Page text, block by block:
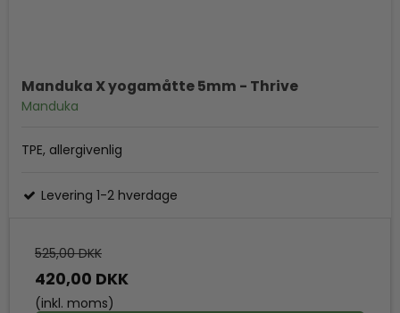
Manduka X yogamåtte 5mm - Thrive
Manduka
TPE, allergivenlig
Levering 1-2 hverdage
525,00 DKK
420,00 DKK
(inkl. moms)